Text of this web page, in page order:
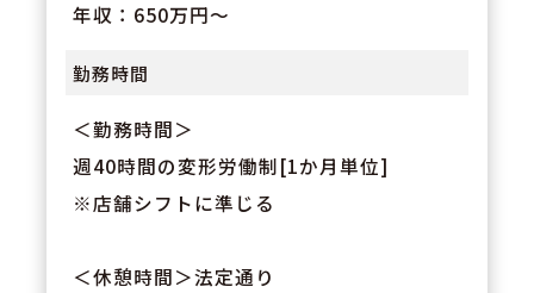
年収：650万円～
勤務時間
＜勤務時間＞
週40時間の変形労働制[1か月単位]
※店舗シフトに準じる
＜休憩時間＞法定通り